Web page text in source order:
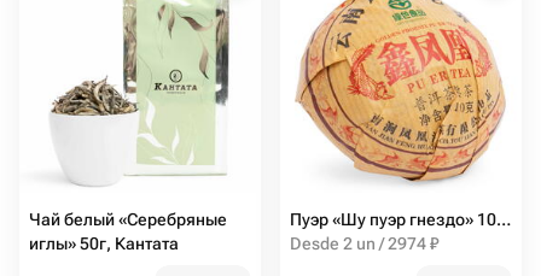
Чай белый «Серебряные
иглы» 50г, Кантата
Пуэр «Шу пуэр гнездо» 100г, Кантата
Desde 2 un / 2974 ₽